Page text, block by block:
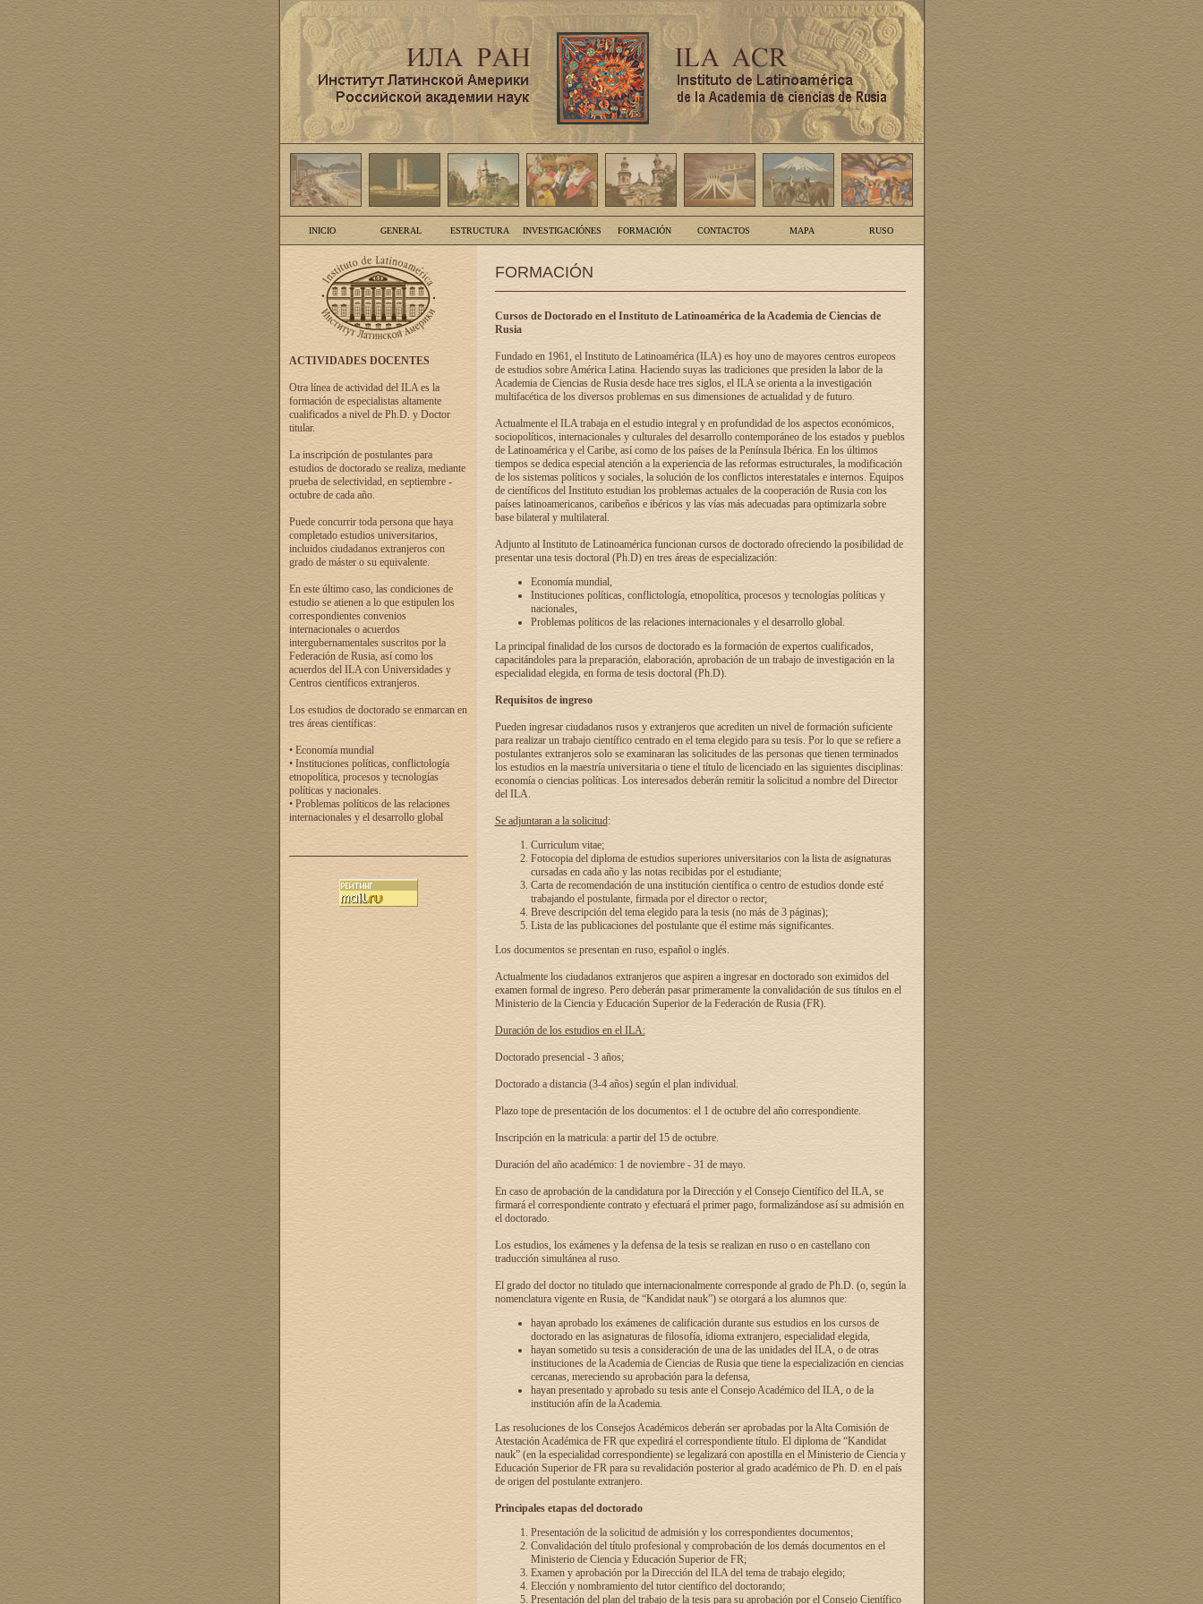
INICIO GENERAL ESTRUCTURA INVESTIGACIÓNES FORMACIÓN CONTACTOS MAPA RUSO
ACTIVIDADES DOCENTES
Otra línea de actividad del ILA es la
formación de especialistas altamente
cualificados a nivel de Ph.D. y Doctor
titular.
La inscripción de postulantes para
estudios de doctorado se realiza, mediante
prueba de selectividad, en septiembre -
octubre de cada año.
Puede concurrir toda persona que haya
completado estudios universitarios,
incluidos ciudadanos extranjeros con
grado de máster o su equivalente.
En este último caso, las condiciones de
estudio se atienen a lo que estipulen los
correspondientes convenios
internacionales o acuerdos
intergubernamentales suscritos por la
Federación de Rusia, así como los
acuerdos del ILA con Universidades y
Centros científicos extranjeros.
Los estudios de doctorado se enmarcan en
tres áreas científicas:
• Economía mundial
• Instituciones políticas, conflictología
etnopolítica, procesos y tecnologías
políticas y nacionales.
• Problemas políticos de las relaciones
internacionales y el desarrollo global
FORMACIÓN
Cursos de Doctorado en el Instituto de Latinoamérica de la Academia de Ciencias de
Rusia
Fundado en 1961, el Instituto de Latinoamérica (ILA) es hoy uno de mayores centros europeos
de estudios sobre América Latina. Haciendo suyas las tradiciones que presiden la labor de la
Academia de Ciencias de Rusia desde hace tres siglos, el ILA se orienta a la investigación
multifacética de los diversos problemas en sus dimensiones de actualidad y de futuro.
Actualmente el ILA trabaja en el estudio integral y en profundidad de los aspectos económicos,
sociopolíticos, internacionales y culturales del desarrollo contemporáneo de los estados y pueblos
de Latinoamérica y el Caribe, así como de los países de la Península Ibérica. En los últimos
tiempos se dedica especial atención a la experiencia de las reformas estructurales, la modificación
de los sistemas políticos y sociales, la solución de los conflictos interestatales e internos. Equipos
de científicos del Instituto estudian los problemas actuales de la cooperación de Rusia con los
países latinoamericanos, caribeños e ibéricos y las vías más adecuadas para optimizarla sobre
base bilateral y multilateral.
Adjunto al Instituto de Latinoamérica funcionan cursos de doctorado ofreciendo la posibilidad de
presentar una tesis doctoral (Ph.D) en tres áreas de especialización:
Economía mundial,
Instituciones políticas, conflictología, etnopolítica, procesos y tecnologías políticas y
nacionales,
Problemas políticos de las relaciones internacionales y el desarrollo global.
La principal finalidad de los cursos de doctorado es la formación de expertos cualificados,
capacitándoles para la preparación, elaboración, aprobación de un trabajo de investigación en la
especialidad elegida, en forma de tesis doctoral (Ph.D).
Requisitos de ingreso
Pueden ingresar ciudadanos rusos y extranjeros que acrediten un nivel de formación suficiente
para realizar un trabajo científico centrado en el tema elegido para su tesis. Por lo que se refiere a
postulantes extranjeros solo se examinaran las solicitudes de las personas que tienen terminados
los estudios en la maestría universitaria o tiene el título de licenciado en las siguientes disciplinas:
economía o ciencias políticas. Los interesados deberán remitir la solicitud a nombre del Director
del ILA.
Se adjuntaran a la solicitud:
Curriculum vitae;
Fotocopia del diploma de estudios superiores universitarios con la lista de asignaturas
cursadas en cada año y las notas recibidas por el estudiante;
Carta de recomendación de una institución científica o centro de estudios donde esté
trabajando el postulante, firmada por el director o rector;
Breve descripción del tema elegido para la tesis (no más de 3 páginas);
Lista de las publicaciones del postulante que él estime más significantes.
Los documentos se presentan en ruso, español o inglés.
Actualmente los ciudadanos extranjeros que aspiren a ingresar en doctorado son eximidos del
examen formal de ingreso. Pero deberán pasar primeramente la convalidación de sus títulos en el
Ministerio de la Ciencia y Educación Superior de la Federación de Rusia (FR).
Duración de los estudios en el ILA:
Doctorado presencial - 3 años;
Doctorado a distancia (3-4 años) según el plan individual.
Plazo tope de presentación de los documentos: el 1 de octubre del año correspondiente.
Inscripción en la matricula: a partir del 15 de octubre.
Duración del año académico: 1 de noviembre - 31 de mayo.
En caso de aprobación de la candidatura por la Dirección y el Consejo Científico del ILA, se
firmará el correspondiente contrato y efectuará el primer pago, formalizándose así su admisión en
el doctorado.
Los estudios, los exámenes y la defensa de la tesis se realizan en ruso o en castellano con
traducción simultánea al ruso.
El grado del doctor no titulado que internacionalmente corresponde al grado de Ph.D. (o, según la
nomenclatura vigente en Rusia, de “Kandidat nauk”) se otorgará a los alumnos que:
hayan aprobado los exámenes de calificación durante sus estudios en los cursos de
doctorado en las asignaturas de filosofía, idioma extranjero, especialidad elegida,
hayan sometido su tesis a consideración de una de las unidades del ILA, o de otras
instituciones de la Academia de Ciencias de Rusia que tiene la especialización en ciencias
cercanas, mereciendo su aprobación para la defensa,
hayan presentado y aprobado su tesis ante el Consejo Académico del ILA, o de la
institución afín de la Academia.
Las resoluciones de los Consejos Académicos deberán ser aprobadas por la Alta Comisión de
Atestación Académica de FR que expedirá el correspondiente título. El diploma de “Kandidat
nauk” (en la especialidad correspondiente) se legalizará con apostilla en el Ministerio de Ciencia y
Educación Superior de FR para su revalidación posterior al grado académico de Ph. D. en el país
de origen del postulante extranjero.
Principales etapas del doctorado
Presentación de la solicitud de admisión y los correspondientes documentos;
Convalidación del título profesional y comprobación de los demás documentos en el
Ministerio de Ciencia y Educación Superior de FR;
Examen y aprobación por la Dirección del ILA del tema de trabajo elegido;
Elección y nombramiento del tutor científico del doctorando;
Presentación del plan del trabajo de la tesis para su aprobación por el Consejo Científico